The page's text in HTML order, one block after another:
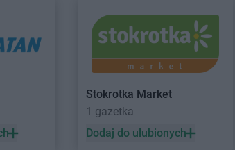
Intermarche
Intermarche
Ruda Śląska
Intermarche Starogard Gdański
Intermarche
Intermarche
Strzelce Krajeńskie
Intermarche
Sucha Beskidzka
Stokrotka Market
1 gazetka
Dodaj do ulubionych